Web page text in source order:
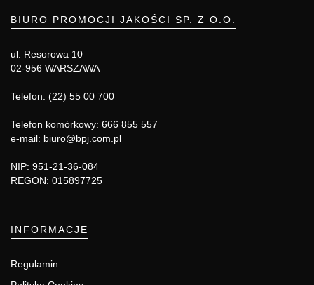
BIURO PROMOCJI JAKOŚCI SP. Z O.O.
ul. Resorowa 10
02-956 WARSZAWA
Telefon: (22) 55 00 700
Telefon komórkowy: 666 855 557
e-mail: biuro@bpj.com.pl
NIP: 951-21-36-084
REGON: 015897725
INFORMACJE
Regulamin